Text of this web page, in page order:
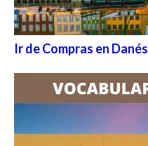
Ir de Compras en Danés